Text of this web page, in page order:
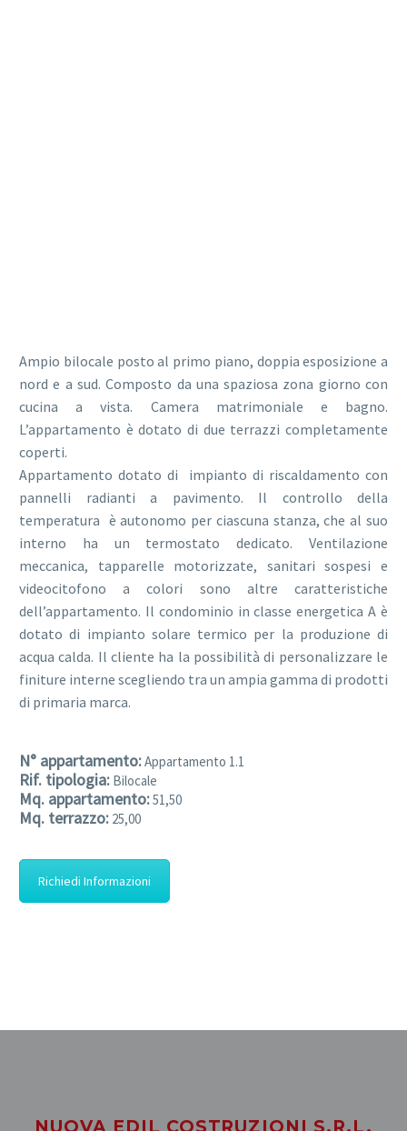
Ampio bilocale posto al primo piano, doppia esposizione a
nord e a sud. Composto da una spaziosa zona giorno con
cucina a vista. Camera matrimoniale e bagno.
L’appartamento è dotato di due terrazzi completamente
coperti.
Appartamento dotato di impianto di riscaldamento con
pannelli radianti a pavimento. Il controllo della
temperatura è autonomo per ciascuna stanza, che al suo
interno ha un termostato dedicato. Ventilazione
meccanica, tapparelle motorizzate, sanitari sospesi e
videocitofono a colori sono altre caratteristiche
dell’appartamento. Il condominio in classe energetica A è
dotato di impianto solare termico per la produzione di
acqua calda. Il cliente ha la possibilità di personalizzare le
finiture interne scegliendo tra un ampia gamma di prodotti
di primaria marca.
N° appartamento:Appartamento 1.1
Rif. tipologia: Bilocale
Mq. appartamento:51,50
Mq. terrazzo: 25,00
Richiedi Informazioni